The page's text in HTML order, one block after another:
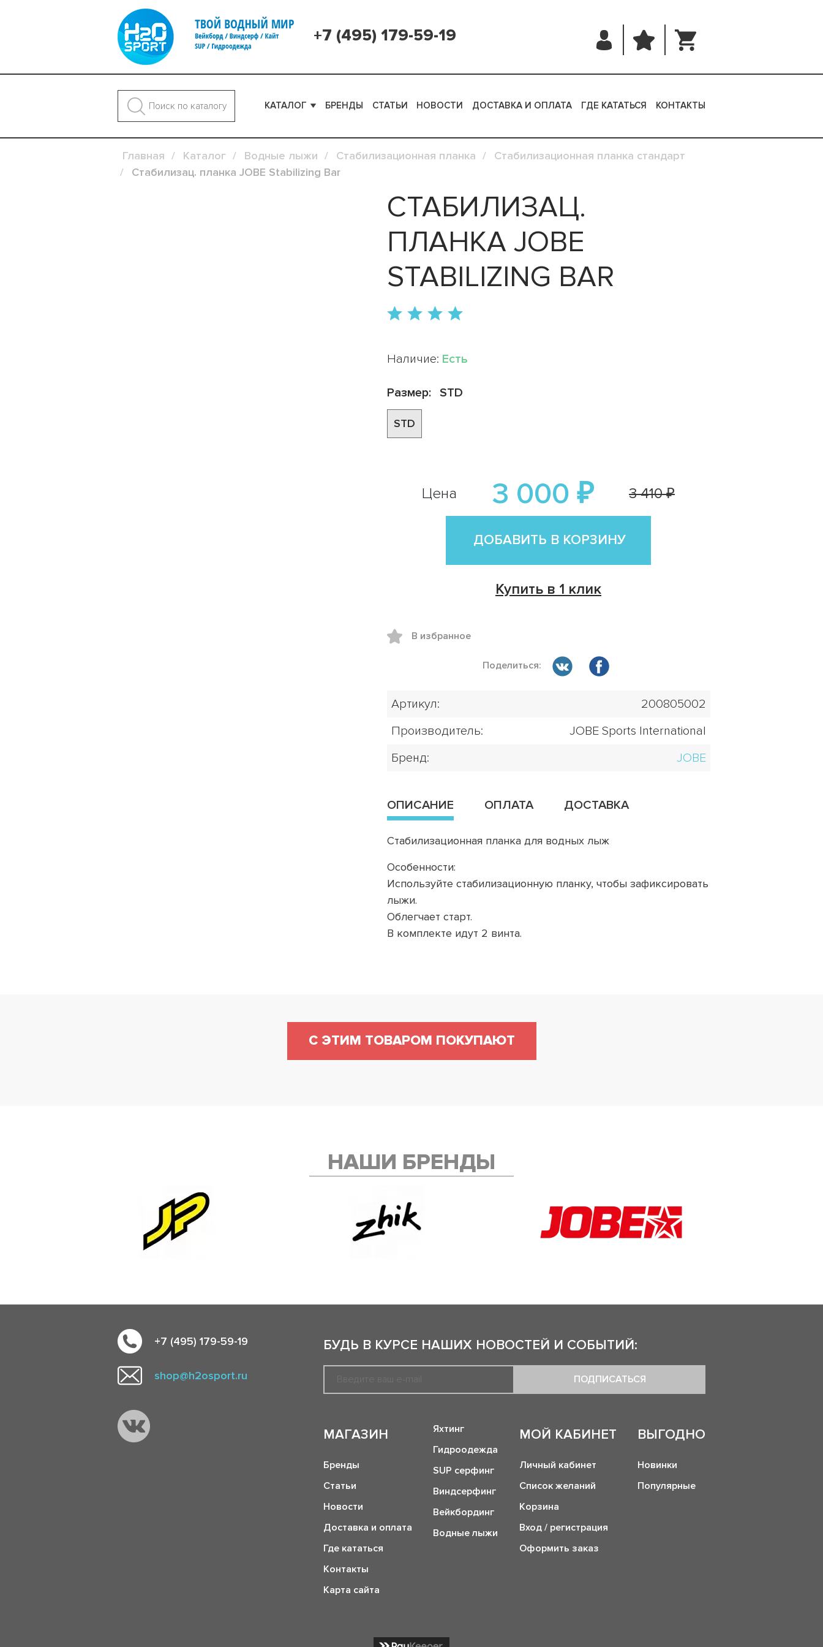
+7 (495) 179-59-19
КАТАЛОГ БРЕНДЫ СТАТЬИ НОВОСТИ ДОСТАВКА И ОПЛАТА ГДЕ КАТАТЬСЯ КОНТАКТЫ
Главная Каталог Водные лыжи Стабилизационная планка
Стабилизационная планка стандарт
Стабилизац. планка JOBE Stabilizing Bar
СТАБИЛИЗАЦ.
ПЛАНКА JOBE
STABILIZING BAR
Наличие: Есть
Размер: STD
STD
Цена 3 000 ₽ 3 410 ₽
ДОБАВИТЬ В КОРЗИНУ
Купить в 1 клик
В избранное
Поделиться:
Артикул:
200805002
Производитель:
JOBE Sports International
Бренд:
JOBE
ОПИСАНИЕ ОПЛАТА ДОСТАВКА
Стабилизационная планка для водных лыж
Особенности:
Используйте стабилизационную планку, чтобы зафиксировать
лыжи.
Облегчает старт.
В комплекте идут 2 винта.
С ЭТИМ ТОВАРОМ ПОКУПАЮТ
НАШИ БРЕНДЫ
+7 (495) 179-59-19
shop@h2osport.ru
БУДЬ В КУРСЕ НАШИХ НОВОСТЕЙ И СОБЫТИЙ:
ПОДПИСАТЬСЯ
МАГАЗИН
Бренды
Статьи
Новости
Доставка и оплата
Где кататься
Контакты
Карта сайта
Яхтинг
Гидроодежда
SUP серфинг
Виндсерфинг
Вейкбординг
Водные лыжи
МОЙ КАБИНЕТ
Личный кабинет
Список желаний
Корзина
Вход / регистрация
Оформить заказ
ВЫГОДНО
Новинки
Популярные